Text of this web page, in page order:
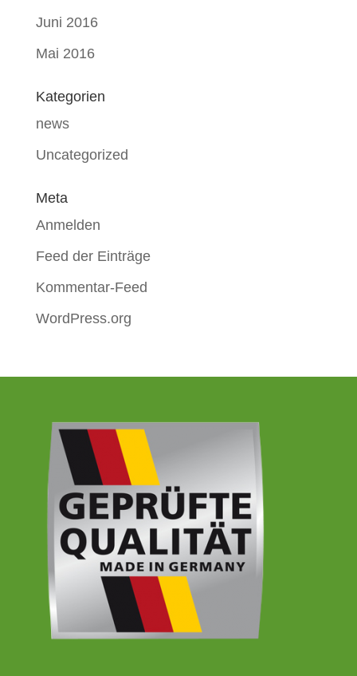
Juni 2016
Mai 2016
Kategorien
news
Uncategorized
Meta
Anmelden
Feed der Einträge
Kommentar-Feed
WordPress.org